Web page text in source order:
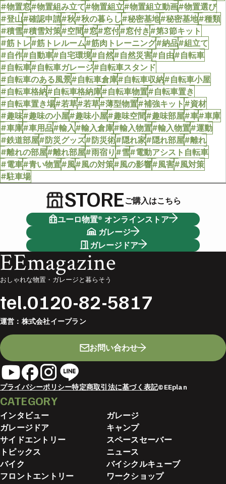
#物置窓#物置組み立て#物置組立#物置組立動画#物置選び
#登山#確認申請#秋#秋の暮らし#秘密基地#秘密基地#種類
#積雪#積雪対策#空間#窓#窓付#窓付き#第3節キット
#筋トレ#筋トレルーム#筋肉トレーニング#納品#組立て
#自作#自動車#自宅環境#自然#自然災害#自由#自転車
#自転車#自転車ガレージ#自転車スタンド
#自転車のある風景#自転車倉庫#自転車収納#自転車小屋
#自転車格納#自転車格納庫#自転車物置#自転車置き
#自転車置き場#若草#若草#薄型物置#補強キット#資材
#趣味#趣味の小屋#趣味小屋#趣味空間#趣味部屋#車#車庫
#車庫#車用品#輸入#輸入倉庫#輸入物置#輸入物置#運動
#鉄道部屋#防災グッズ#防災術#隠れ家#隠れ部屋#離れ
#離れの部屋#離れ部屋#雨宿り#雪#電動アシスト自転車
#電車#青い物置#風#風の対策#風の影響#風害#風対策
#駐車場
STOREご購入はこちら
ユーロ物置® オンラインストア
ガレージ
ガレージドア
EEmagazine
おしゃれな物置・ガレージと暮らそう
tel.0120-82-5817
運営： 株式会社イープラン
お問い合わせ
プライバシーポリシー特定商取引法に基づく表記©EEplan
CATEGORY
インタビュー
ガレージ
ガレージドア
キャンプ
サイドエントリー
スペースセーバー
トピックス
ニュース
バイク
バイシクルキューブ
フロントエントリー
ワークショップ